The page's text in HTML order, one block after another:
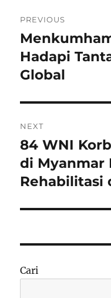
pos
PREVIOUS
Previous
post:
Hadapi
Global
NEXT
Next
post:
84 WNI
di Myanmar
Rehabilitasi
Cari